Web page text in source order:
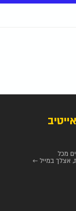
מכל
אצלך במייל ←